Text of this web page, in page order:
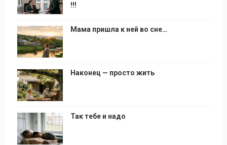
!!!
Мама пришла к ней во сне…
Наконец — просто жить
Так тебе и надо